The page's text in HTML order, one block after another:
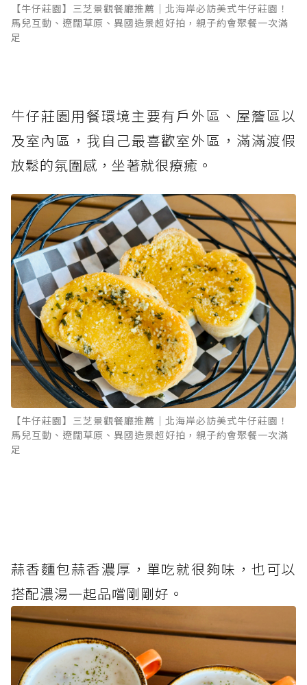
【牛仔莊園】三芝景觀餐廳推薦｜北海岸必訪美式牛仔莊園！
馬兒互動、遼闊草原、異國造景超好拍，親子約會聚餐一次滿
足
牛仔莊園用餐環境主要有戶外區、屋簷區以
及室內區，我自己最喜歡室外區，滿滿渡假
放鬆的氛圍感，坐著就很療癒。
【牛仔莊園】三芝景觀餐廳推薦｜北海岸必訪美式牛仔莊園！
馬兒互動、遼闊草原、異國造景超好拍，親子約會聚餐一次滿
足
蒜香麵包蒜香濃厚，單吃就很夠味，也可以
搭配濃湯一起品嚐剛剛好。